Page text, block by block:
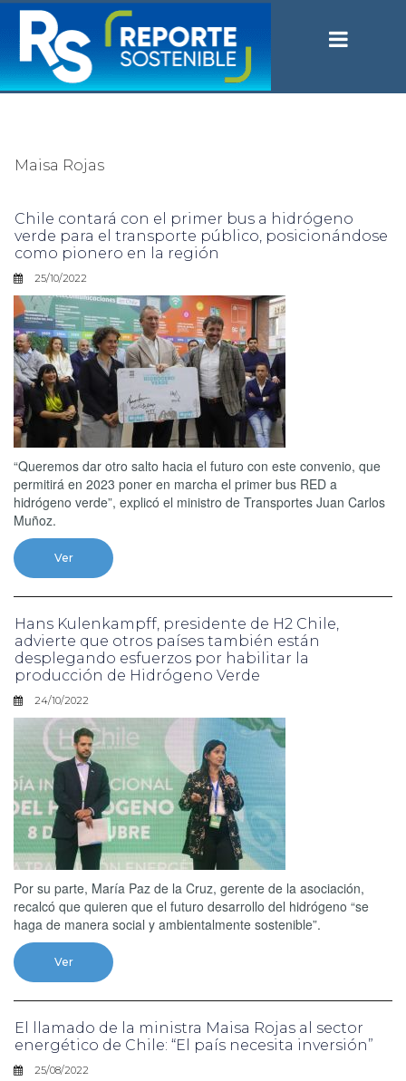
Maisa Rojas
Chile contará con el primer bus a hidrógeno
verde para el transporte público, posicionándose
como pionero en la región
25/10/2022
“Queremos dar otro salto hacia el futuro con este convenio, que
permitirá en 2023 poner en marcha el primer bus RED a
hidrógeno verde”, explicó el ministro de Transportes Juan Carlos
Muñoz.
Ver
Hans Kulenkampff, presidente de H2 Chile,
advierte que otros países también están
desplegando esfuerzos por habilitar la
producción de Hidrógeno Verde
24/10/2022
Por su parte, María Paz de la Cruz, gerente de la asociación,
recalcó que quieren que el futuro desarrollo del hidrógeno “se
haga de manera social y ambientalmente sostenible”.
Ver
El llamado de la ministra Maisa Rojas al sector
energético de Chile: “El país necesita inversión”
25/08/2022